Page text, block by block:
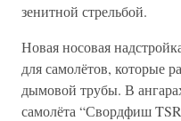
зенитной стрельбой.
Новая носовая
для самолётов, которые
дымовой трубы. В
самолёта “Свордфиш